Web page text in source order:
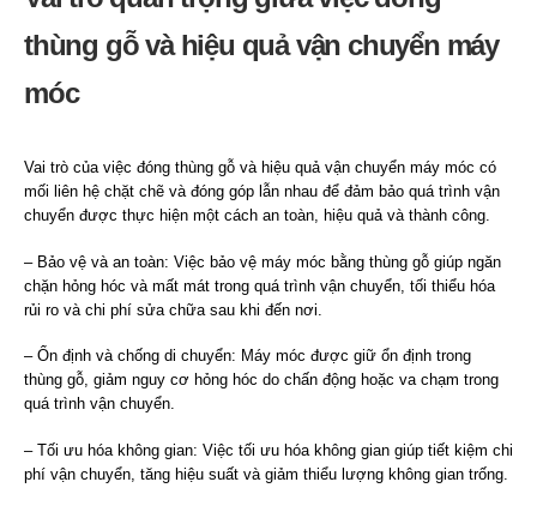
thùng gỗ và hiệu quả vận chuyển máy
móc
Vai trò của việc đóng thùng gỗ và hiệu quả vận chuyển máy móc có
mối liên hệ chặt chẽ và đóng góp lẫn nhau để đảm bảo quá trình vận
chuyển được thực hiện một cách an toàn, hiệu quả và thành công.
– Bảo vệ và an toàn: Việc bảo vệ máy móc bằng thùng gỗ giúp ngăn
chặn hỏng hóc và mất mát trong quá trình vận chuyển, tối thiểu hóa
rủi ro và chi phí sửa chữa sau khi đến nơi.
– Ổn định và chống di chuyển: Máy móc được giữ ổn định trong
thùng gỗ, giảm nguy cơ hỏng hóc do chấn động hoặc va chạm trong
quá trình vận chuyển.
– Tối ưu hóa không gian: Việc tối ưu hóa không gian giúp tiết kiệm chi
phí vận chuyển, tăng hiệu suất và giảm thiểu lượng không gian trống.